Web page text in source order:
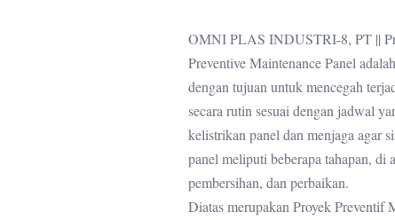
OMNI PLAS INDUSTRI-8, PT ||
Preventive Maintenance Panel
dengan tujuan untuk mencegah
secara rutin sesuai dengan jadwal
kelistrikan panel dan menjaga agar
panel meliputi beberapa tahapan,
pembersihan, dan perbaikan.
Diatas merupakan Proyek Preventif